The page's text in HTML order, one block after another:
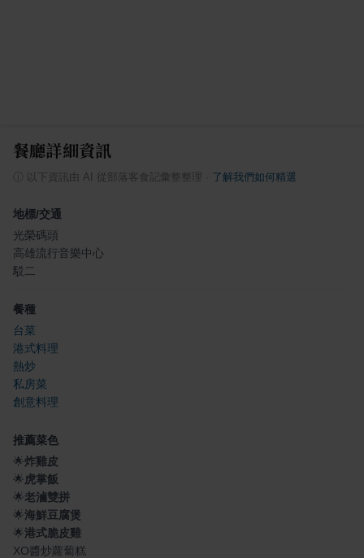
餐廳詳細資訊
ⓘ 以下資訊由 AI 從部落客食記彙整整理 了解我們如何精選
地標/交通
光榮碼頭
高雄流行音樂中心
駁二
餐種
台菜
港式料理
熱炒
私房菜
創意料理
推薦菜色
🌟炸雞皮
🌟虎掌飯
🌟老滷雙拼
🌟海鮮豆腐煲
🌟港式脆皮雞
XO醬炒蘿蔔糕